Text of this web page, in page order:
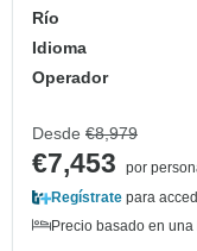
Río
Idioma
Operador
Desde €8,979
€7,453
por
Regístrate para
Precio basado en